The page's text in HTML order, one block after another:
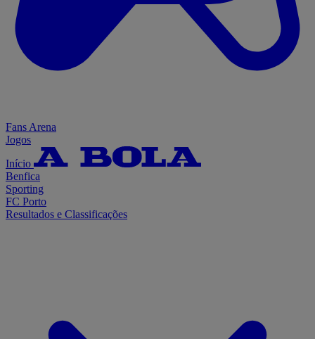
Fans Arena
Jogos
Início
Benfica
Sporting
FC Porto
Resultados e Classificações